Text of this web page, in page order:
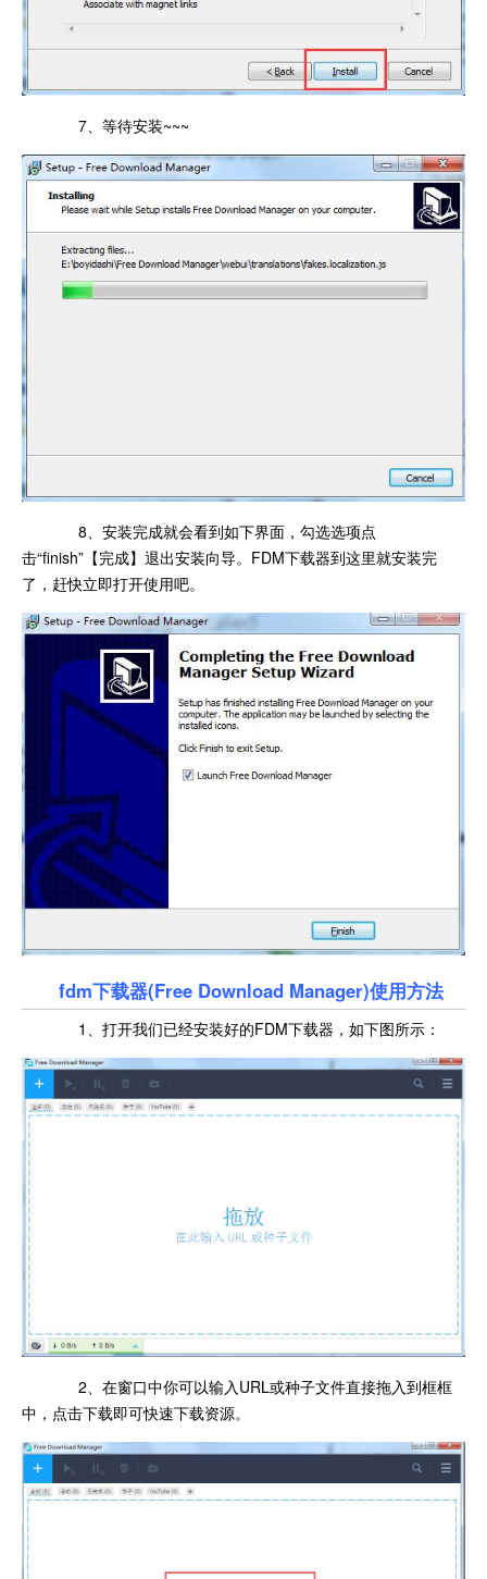
7、等待安装~~~
8、安装完成就会看到如下界面，勾选选项点
击“finish”【完成】退出安装向导。FDM下载器到这里就安装完
了，赶快立即打开使用吧。
fdm下载器(Free Download Manager)使用方法
1、打开我们已经安装好的FDM下载器，如下图所示：
2、在窗口中你可以输入URL或种子文件直接拖入到框框
中，点击下载即可快速下载资源。